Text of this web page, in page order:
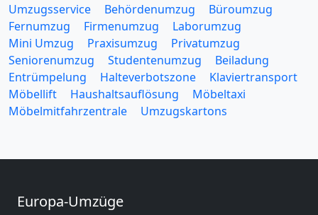
Umzugsservice Behördenumzug
Büroumzug
Fernumzug
Firmenumzug
Laborumzug
Mini Umzug
Praxisumzug
Privatumzug
Seniorenumzug
Studentenumzug
Beiladung
Entrümpelung
Halteverbotszone
Klaviertransport
Möbellift
Haushaltsauflösung
Möbeltaxi
Möbelmitfahrzentrale
Umzugskartons
Europa-Umzüge